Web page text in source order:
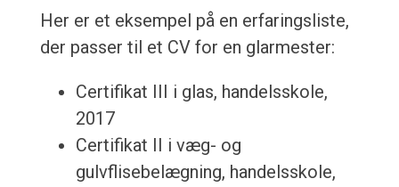
Her er et eksempel på en erfaringsliste,
der passer til et CV for en glarmester:
Certifikat III i glas, handelsskole,
2017
Certifikat II i væg- og
gulvflisebelægning, handelsskole,